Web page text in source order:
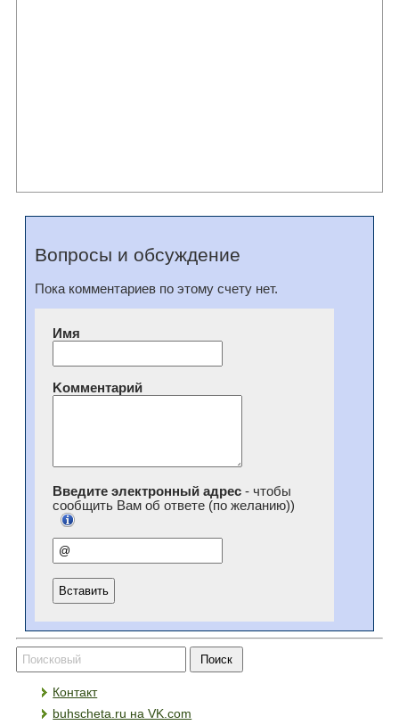
Вопросы и обсуждение
Пока комментариев по этому счету нет.
Имя
Kомментарий
Введите электронный адрес- чтобы
сообщить Вам об ответе (по желанию))
Контакт
buhscheta.ru на VK.com